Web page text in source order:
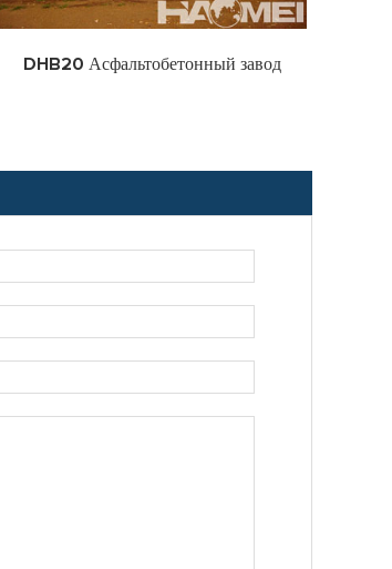
DHB40 Асфальтобетонный завод